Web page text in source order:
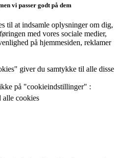
vi passer godt på dem
til at indsamle oplysninger om dig,
med vores sociale medier,
på hjemmesiden, reklamer
giver du samtykke til alle disse
på "cookieindstillinger" :
alle cookies